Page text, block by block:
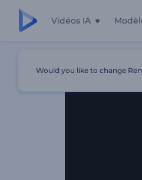
Vidéos IA
Would you like to change